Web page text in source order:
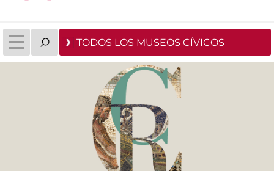
TODOS LOS MUSEOS CÍVICOS